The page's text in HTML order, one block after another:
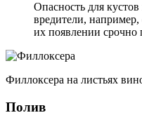
Опасность для
вредители,
их появлении
Филлоксера на листьях
Полив